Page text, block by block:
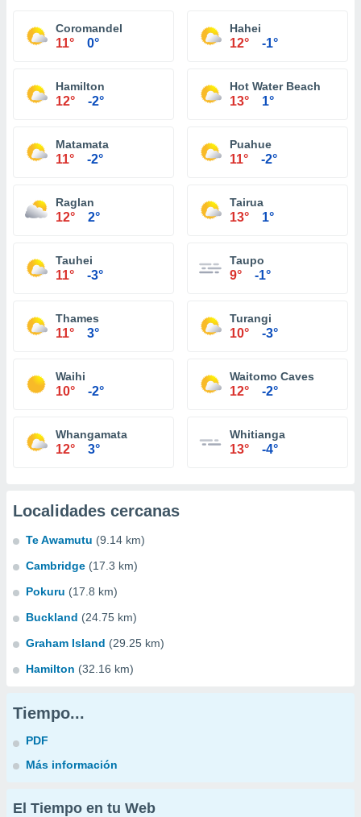
Coromandel
11° 0°
Hahei
12° -1°
Hamilton
12° -2°
Hot Water Beach
13° 1°
Matamata
11° -2°
Puahue
11° -2°
Raglan
12° 2°
Tairua
13° 1°
Tauhei
11° -3°
Taupo
9° -1°
Thames
11° 3°
Turangi
10° -3°
Waihi
10° -2°
Waitomo Caves
12° -2°
Whangamata
12° 3°
Whitianga
13° -4°
Localidades cercanas
Te Awamutu (9.14 km)
Cambridge (17.3 km)
Pokuru (17.8 km)
Buckland (24.75 km)
Graham Island (29.25 km)
Hamilton (32.16 km)
Tiempo...
PDF
Más información
El Tiempo en tu Web